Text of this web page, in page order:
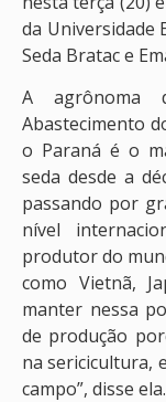
da Universidade
Seda Bratac e
A agrônoma
Abastecimento
o Paraná é o
seda desde a
passando por
nível
produtor do
como Vietnã,
manter nessa
de produção
na sericicultura,
campo”, disse ela.